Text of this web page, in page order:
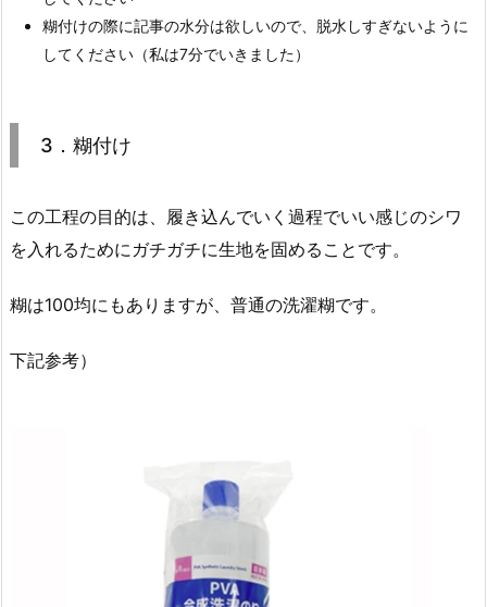
糊付けの際に記事の水分は欲しいので、脱水しすぎないように
してください（私は7分でいきました）
3．糊付け
この工程の目的は、履き込んでいく過程でいい感じのシワ
を入れるためにガチガチに生地を固めることです。
糊は100均にもありますが、普通の洗濯糊です。
下記参考）